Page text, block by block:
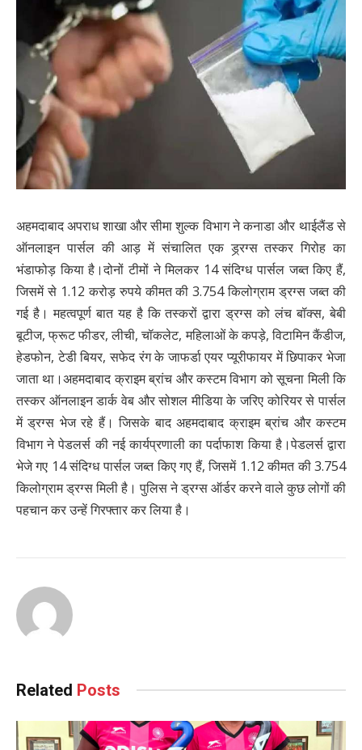
अहमदाबाद अपराध शाखा और सीमा शुल्क विभाग ने कनाडा और थाईलैंड से
ऑनलाइन पार्सल की आड़ में संचालित एक ड्र्रग्स तस्‍कर गिरोह का
भंडाफोड़ किया है।दोनों टीमों ने मिलकर 14 संदिग्ध पार्सल जब्त किए हैं,
जिसमें से 1.12 करोड़ रुपये कीमत की 3.754 किलोग्राम ड्रग्स जब्त की
गई है। महत्वपूर्ण बात यह है कि तस्करों द्वारा ड्रग्स को लंच बॉक्स, बेबी
बूटीज, फ्रूट फीडर, लीची, चॉकलेट, महिलाओं के कपड़े, विटामिन कैंडीज,
हेडफोन, टेडी बियर, सफेद रंग के जाफर्डा एयर प्यूरीफायर में छिपाकर भेजा
जाता था।अहमदाबाद क्राइम ब्रांच और कस्टम विभाग को सूचना मिली कि
तस्कर ऑनलाइन डार्क वेब और सोशल मीडिया के जरिए कोरियर से पार्सल
में ड्रग्स भेज रहे हैं। जिसके बाद अहमदाबाद क्राइम ब्रांच और कस्टम
विभाग ने पेडलर्स की नई कार्यप्रणाली का पर्दाफाश किया है।पेडलर्स द्वारा
भेजे गए 14 संदिग्ध पार्सल जब्त किए गए हैं, जिसमें 1.12 कीमत की 3.754
किलोग्राम ड्रग्स मिली है। पुलिस ने ड्रग्स ऑर्डर करने वाले कुछ लोगों की
पहचान कर उन्हें गिरफ्तार कर लिया है।
Related Posts